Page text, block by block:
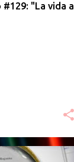
"La vida a